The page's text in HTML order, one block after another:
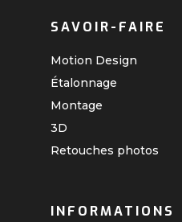
SAVOIR-FAIRE
Motion Design
Étalonnage
Montage
3D
Retouches photos
INFORMATIONS